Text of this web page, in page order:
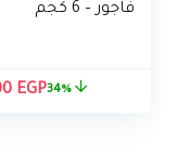
فاجور – 6 كجم
السعر
EGP 34%